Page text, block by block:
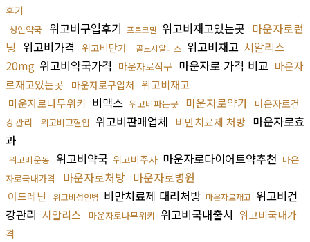
후기
성인약국 위고비구입후기 프로코밀 위고비재고있는곳 마운자로런
닝 위고비가격 위고비단가 골드시알리스 위고비재고 시알리스
20mg 위고비약국가격 마운자로직구 마운자로 가격 비교 마운자
로재고있는곳
마운자로구입처 위고비재고
마운자로나무위키 비맥스 위고비파는곳 마운자로약가 마운자로건
강관리
위고비고혈압 위고비판매업체 비만치료제 처방 마운자로효
과
위고비운동 위고비약국 위고비주사 마운자로다이어트약추천 마운
자로국내가격
마운자로처방 마운자로병원
아드레닌 위고비성인병 비만치료제 대리처방 마운자로재고 위고비건
강관리 시알리스 마운자로나무위키 위고비국내출시 위고비국내가
격